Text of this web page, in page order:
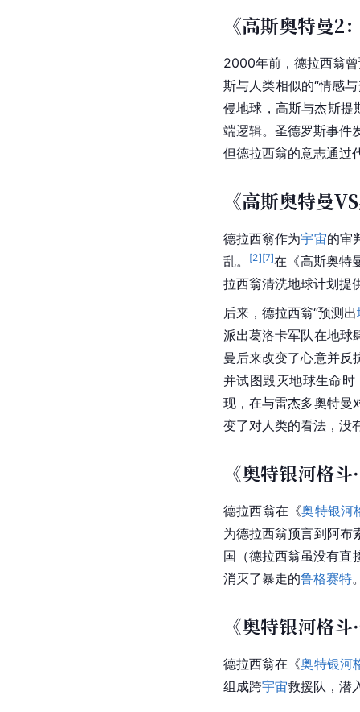
《高斯奥特曼2
2000年前，德拉西翁
斯与人类相似的“情感
侵地球，高斯与杰斯提
端逻辑。圣德罗斯事件
但德拉西翁的意志通过
《高斯奥特曼
德拉西翁作为宇宙的审
乱。
[2][7]在《高斯奥特
拉西翁清洗地球计划提
后来，德拉西翁“预测出
派出葛洛卡军队在地球
曼后来改变了心意并反
并试图毁灭地球生命
现，在与雷杰多奥特曼
变了对人类的看法，没
《奥特银河格
德拉西翁在《奥特银河
为德拉西翁预言到阿布
国（德拉西翁虽没有直
消灭了暴走的鲁格赛特
《奥特银河格
德拉西翁在《奥特银河
组成跨宇宙救援队，潜